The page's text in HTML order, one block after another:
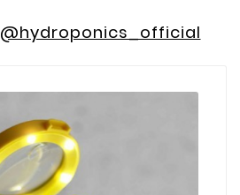
@hydroponics_official